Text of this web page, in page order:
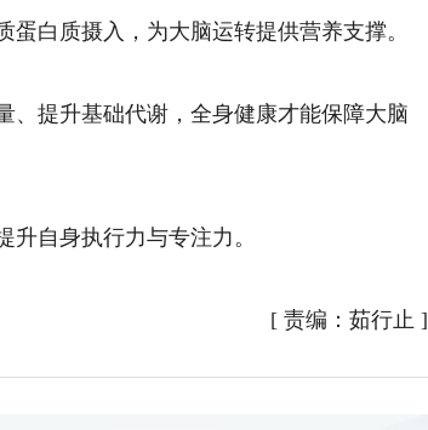
白质摄入，为大脑运转提供营养支撑。
提升基础代谢，全身健康才能保障大脑
自身执行力与专注力。
[ 责编：茹行止 ]